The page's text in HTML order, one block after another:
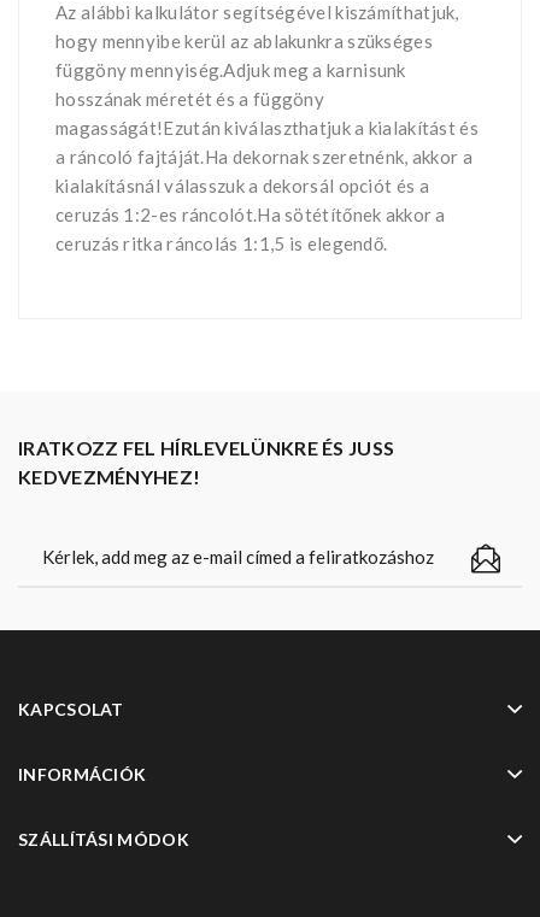
Az alábbi kalkulátor segítségével kiszámíthatjuk,
hogy mennyibe kerül az ablakunkra szükséges
függöny mennyiség.Adjuk meg a karnisunk
hosszának méretét és a függöny
magasságát!Ezután kiválaszthatjuk a kialakítást és
a ráncoló fajtáját.Ha dekornak szeretnénk, akkor a
kialakításnál válasszuk a dekorsál opciót és a
ceruzás 1:2-es ráncolót.Ha sötétítőnek akkor a
ceruzás ritka ráncolás 1:1,5 is elegendő.
IRATKOZZ FEL HÍRLEVELÜNKRE ÉS JUSS
KEDVEZMÉNYHEZ!
KAPCSOLAT
INFORMÁCIÓK
SZÁLLÍTÁSI MÓDOK